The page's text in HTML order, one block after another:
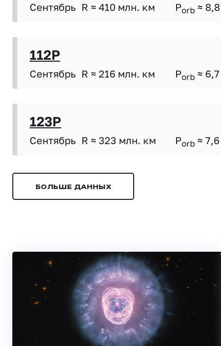
Сентябрь R ≈ 410 млн. км Porb ≈ 8,8
112P
Сентябрь R ≈ 216 млн. км Porb ≈ 6,7
123P
Сентябрь R ≈ 323 млн. км Porb ≈ 7,6
БОЛЬШЕ ДАННЫХ